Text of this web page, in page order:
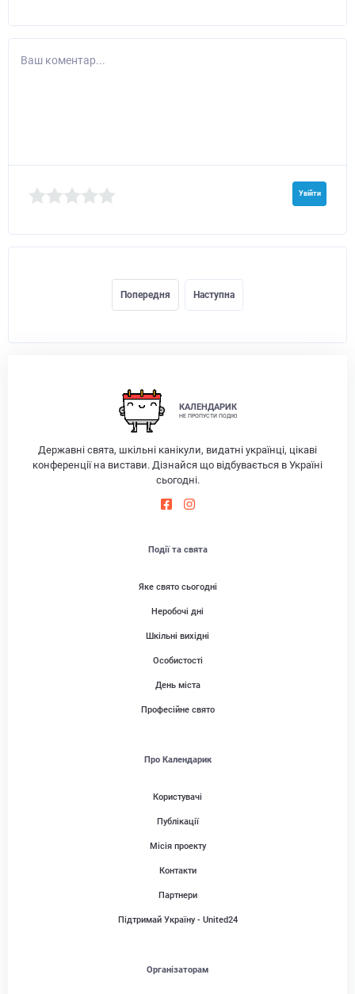
Ваш коментар...
Увійти
Попередня Наступна
КАЛЕНДАРИК
НЕ ПРОПУСТИ ПОДІЮ
Державні свята, шкільні канікули, видатні українці, цікаві
конференції на вистави. Дізнайся що відбувається в Україні
сьогодні.
Події та свята
Яке свято сьогодні
Неробочі дні
Шкільні вихідні
Особистості
День міста
Професійне свято
Про Календарик
Користувачі
Публікації
Місія проекту
Контакти
Партнери
Підтримай Україну - United24
Організаторам